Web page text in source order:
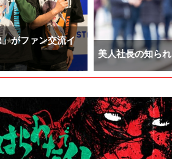
がファン交流イ
美人社長の知ら